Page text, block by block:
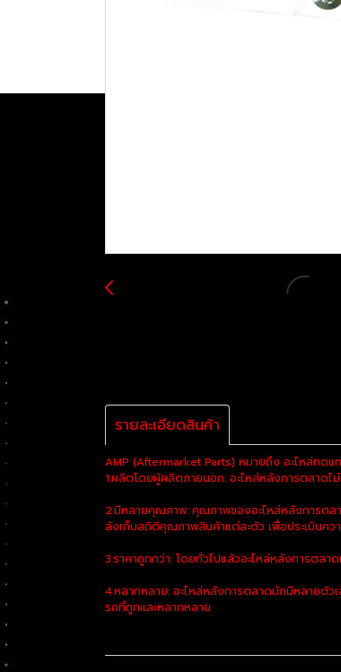
รายละเอียดสินค้า
AMP (Aftermarket Parts) หมายถึง อะไหล่ทด
1.ผลิตโดยผู้ผลิตภายนอก: อะไหล่หลังการตลาด
2.มีหลายคุณภาพ: คุณภาพของอะไหล่หลังการต
ลังเก็บสถิติคุณภาพสินค้าแต่ละตัว เพื่อประเมินคว
3.ราคาถูกกว่า: โดยทั่วไปแล้วอะไหล่หลังการต
4.หลากหลาย: อะไหล่หลังการตลาดมักมีหลายตัว
รถที่ถูกและหลากหลาย